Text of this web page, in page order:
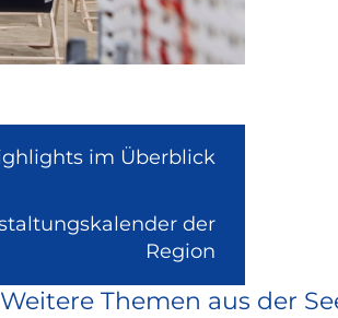
im Überblick
der
Region
extern
Weitere Themen aus der